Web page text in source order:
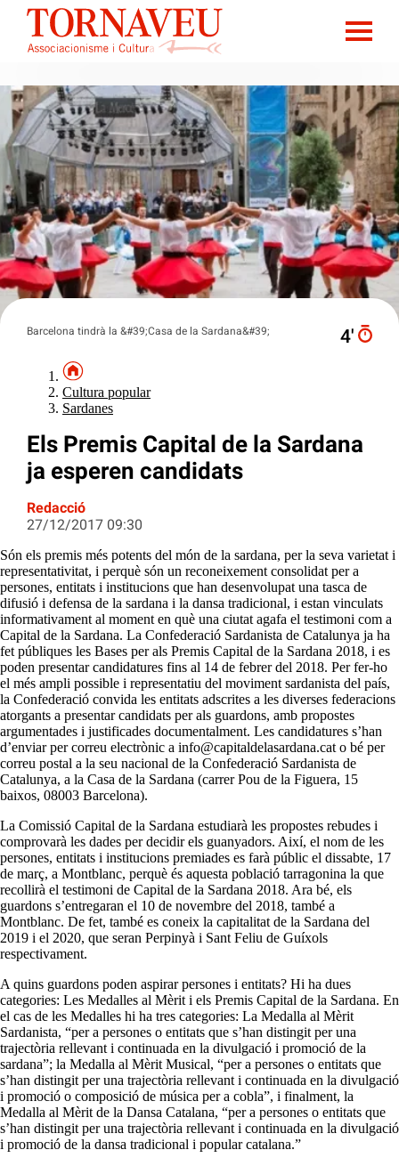
Barcelona tindrà la &#39;Casa de la Sardana&#39; 4′
Cultura popular
Sardanes
Els Premis Capital de la Sardana
ja esperen candidats
Redacció
27/12/2017 09:30
Són els premis més potents del món de la sardana, per la seva varietat i
representativitat, i perquè són un reconeixement consolidat per a
persones, entitats i institucions que han desenvolupat una tasca de
difusió i defensa de la sardana i la dansa tradicional, i estan vinculats
informativament al moment en què una ciutat agafa el testimoni com a
Capital de la Sardana. La Confederació Sardanista de Catalunya ja ha
fet públiques les Bases per als Premis Capital de la Sardana 2018, i es
poden presentar candidatures fins al 14 de febrer del 2018. Per fer-ho
el més ampli possible i representatiu del moviment sardanista del país,
la Confederació convida les entitats adscrites a les diverses federacions
atorgants a presentar candidats per als guardons, amb propostes
argumentades i justificades documentalment. Les candidatures s’han
d’enviar per correu electrònic a info@capitaldelasardana.cat o bé per
correu postal a la seu nacional de la Confederació Sardanista de
Catalunya, a la Casa de la Sardana (carrer Pou de la Figuera, 15
baixos, 08003 Barcelona).
La Comissió Capital de la Sardana estudiarà les propostes rebudes i
comprovarà les dades per decidir els guanyadors. Així, el nom de les
persones, entitats i institucions premiades es farà públic el dissabte, 17
de març, a Montblanc, perquè és aquesta població tarragonina la que
recollirà el testimoni de Capital de la Sardana 2018. Ara bé, els
guardons s’entregaran el 10 de novembre del 2018, també a
Montblanc. De fet, també es coneix la capitalitat de la Sardana del
2019 i el 2020, que seran Perpinyà i Sant Feliu de Guíxols
respectivament.
A quins guardons poden aspirar persones i entitats? Hi ha dues
categories: Les Medalles al Mèrit i els Premis Capital de la Sardana. En
el cas de les Medalles hi ha tres categories: La Medalla al Mèrit
Sardanista, “per a persones o entitats que s’han distingit per una
trajectòria rellevant i continuada en la divulgació i promoció de la
sardana”; la Medalla al Mèrit Musical, “per a persones o entitats que
s’han distingit per una trajectòria rellevant i continuada en la divulgació
i promoció o composició de música per a cobla”, i finalment, la
Medalla al Mèrit de la Dansa Catalana, “per a persones o entitats que
s’han distingit per una trajectòria rellevant i continuada en la divulgació
i promoció de la dansa tradicional i popular catalana.”